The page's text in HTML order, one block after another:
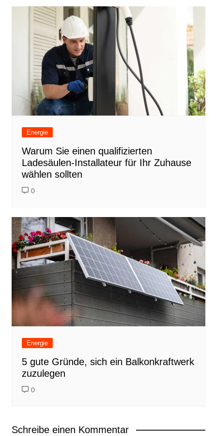
Energie
Warum Sie einen qualifizierten
Ladesäulen-Installateur für Ihr Zuhause
wählen sollten
0
Energie
5 gute Gründe, sich ein Balkonkraftwerk
zuzulegen
0
Schreibe einen Kommentar